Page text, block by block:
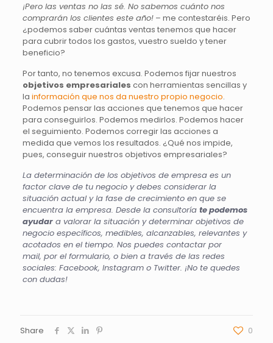
¡Pero las ventas no las sé. No sabemos cuánto nos
comprarán los clientes este año!– me contestaréis. Pero
¿podemos saber cuántas ventas tenemos que hacer
para cubrir todos los gastos, vuestro sueldo y tener
beneficio?
Por tanto, no tenemos excusa. Podemos fijar nuestros
objetivos empresariales con herramientas sencillas y
la información que nos da nuestro propio negocio.
Podemos pensar las acciones que tenemos que hacer
para conseguirlos. Podemos medirlos. Podemos hacer
el seguimiento. Podemos corregir las acciones a
medida que vemos los resultados. ¿Qué nos impide,
pues, conseguir nuestros objetivos empresariales?
La determinación de los objetivos de empresa es un
factor clave de tu negocio y debes considerar la
situación actual y la fase de crecimiento en que se
encuentra la empresa. Desde la consultoría te podemos
ayudara valorar la situación y determinar objetivos de
negocio específicos, medibles, alcanzables, relevantes y
acotados en el tiempo. Nos puedes contactar por
mail, por el formulario, o bien a través de las redes
sociales: Facebook, Instagramo Twitter. ¡No te quedes
con dudas!
Share 0